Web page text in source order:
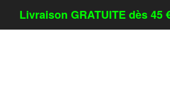
Livraison GRATUITE dès 45